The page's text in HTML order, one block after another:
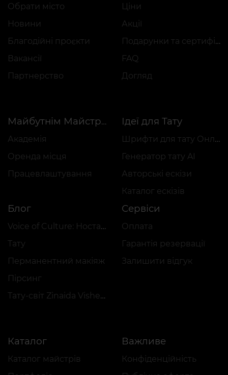
Обрати місто
Новини
Благодійні проєкти
Вакансії
Партнерство
Ціни
Акції
Подарунки та сертифікати
FAQ
Догляд
Майбутнім Майстрам
Академія
Оренда місця
Працевлаштування
Ідеї для Тату
Шрифти для тату Онлайн
Генератор тату AI
Авторські ескізи
Каталог ескізів
Блог
Voice of Culture: Ностальгія за 2000-ми
Тату
Перманентний макіяж
Пірсинг
Тату-світ Zinaida Vishenka
Сервіси
Оплата
Гарантія резервації
Залишити відгук
Каталог
Каталог майстрів
Важливе
Конфіденційність